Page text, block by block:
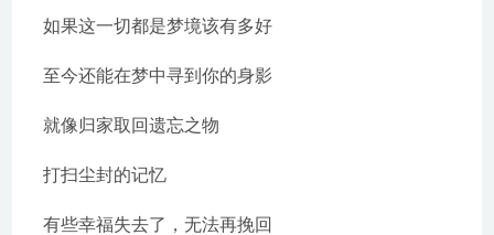
如果这一切都是梦境该有多好
至今还能在梦中寻到你的身影
就像归家取回遗忘之物
打扫尘封的记忆
有些幸福失去了，无法再挽回